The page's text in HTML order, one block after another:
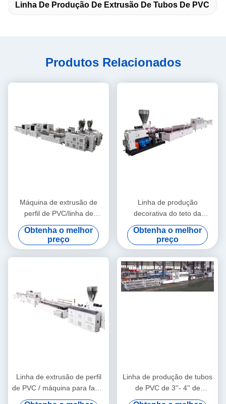
Linha De Produção De Extrusão De Tubos De PVC
Produtos Relacionados
Máquina de extrusão de
perfil de PVC/linha de
extrusão de perfil de PVC
Obtenha o melhor
preço
Linha de produção
decorativa do teto da
máquina da extrusão do
perfil de WPC/WPC
Obtenha o melhor
preço
Linha de extrusão de perfil
de PVC / máquina para fazer
perfil de PVC
Linha de produção de tubos
de PVC de 3''- 4'' de
qualidade estável com